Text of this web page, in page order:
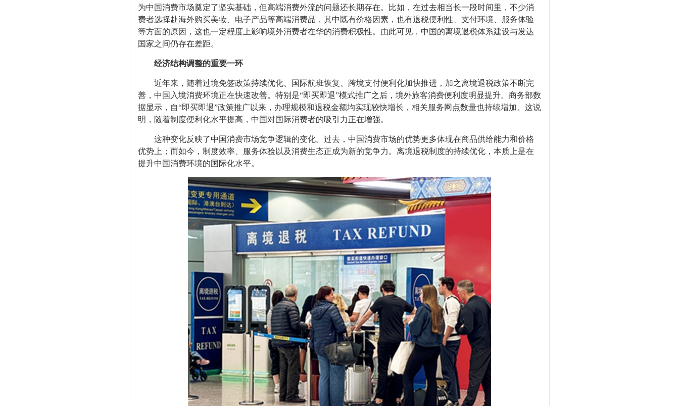
为中国消费市场奠定了坚实基础，但高端消费外流的问题还长期存在。比如，在过去相当长一段时间里，不少消
费者选择赴海外购买美妆、电子产品等高端消费品，其中既有价格因素，也有退税便利性、支付环境、服务体验
等方面的原因，这也一定程度上影响境外消费者在华的消费积极性。由此可见，中国的离境退税体系建设与发达
国家之间仍存在差距。
经济结构调整的重要一环
近年来，随着过境免签政策持续优化、国际航班恢复、跨境支付便利化加快推进，加之离境退税政策不断完
善，中国入境消费环境正在快速改善。特别是“即买即退”模式推广之后，境外旅客消费便利度明显提升。商务部数
据显示，自“即买即退”政策推广以来，办理规模和退税金额均实现较快增长，相关服务网点数量也持续增加。这说
明，随着制度便利化水平提高，中国对国际消费者的吸引力正在增强。
这种变化反映了中国消费市场竞争逻辑的变化。过去，中国消费市场的优势更多体现在商品供给能力和价格
优势上；而如今，制度效率、服务体验以及消费生态正成为新的竞争力。离境退税制度的持续优化，本质上是在
提升中国消费环境的国际化水平。